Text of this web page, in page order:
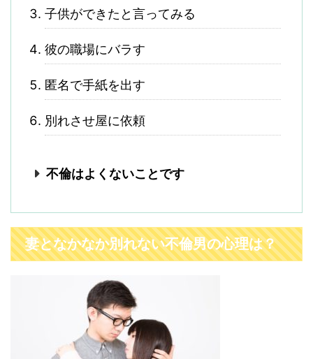
子供ができたと言ってみる
彼の職場にバラす
匿名で手紙を出す
別れさせ屋に依頼
不倫はよくないことです
妻となかなか別れない不倫男の心理は？